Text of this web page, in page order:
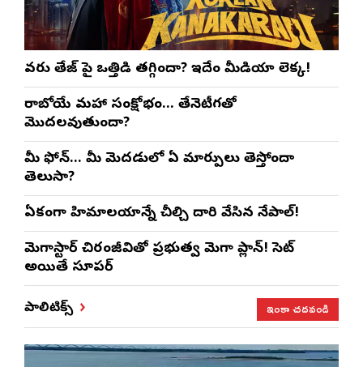
వరుణ్ తేజ్‌ పై ఒత్తిడి తగ్గిందా? ఇదేం మీడియా లెక్క!
రాబోయే మహా సంక్షోభం… తేనెటీగతో
మొదలవుతుందా?
మీ ఫోన్… మీ మెదడులో ఏ మార్పులు తెస్తోందా
తెలుసా?
ఏకంగా హిమాలయాన్నే చీల్చి దారి వేసిన నేపాల్!
మెగాస్టార్ చిరంజీవితో ప్రభుత్వ మెగా ప్లాన్! సెట్
అయితే సూపర్
పాలిటిక్స్ ఇంకా చదవండి